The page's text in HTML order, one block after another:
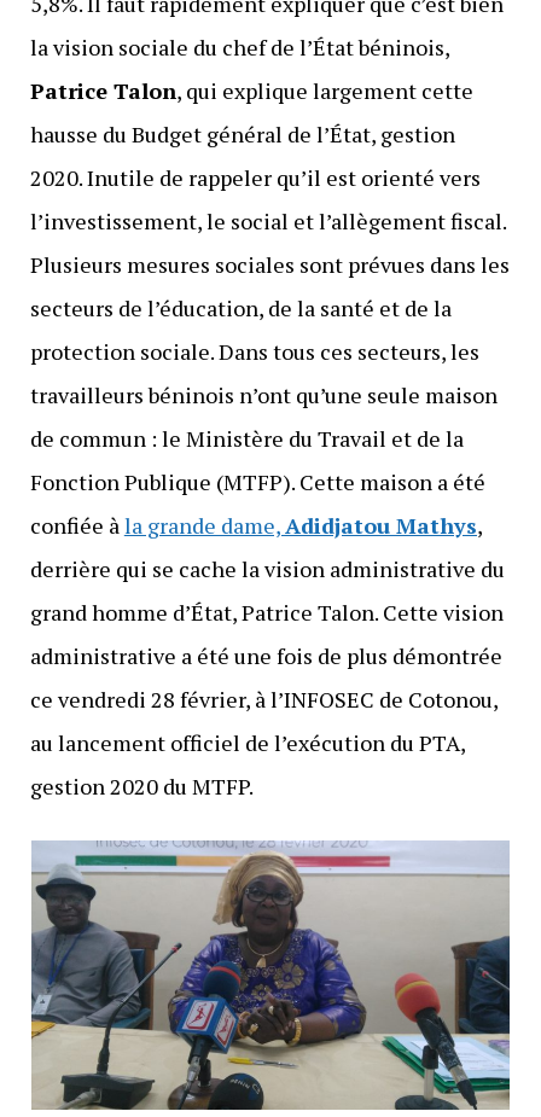
la vision sociale du chef de l’État béninois,
Patrice Talon, qui explique largement cette
hausse du Budget général de l’État, gestion
2020. Inutile de rappeler qu’il est orienté vers
l’investissement, le social et l’allègement fiscal.
Plusieurs mesures sociales sont prévues dans les
secteurs de l’éducation, de la santé et de la
protection sociale. Dans tous ces secteurs, les
travailleurs béninois n’ont qu’une seule maison
de commun : le Ministère du Travail et de la
Fonction Publique (MTFP). Cette maison a été
confiée àla grande dame,Adidjatou Mathys,
derrière qui se cache la vision administrative du
grand homme d’État, Patrice Talon. Cette vision
administrative a été une fois de plus démontrée
ce vendredi 28 février, à l’INFOSEC de Cotonou,
au lancement officiel de l’exécution du PTA,
gestion 2020 du MTFP.